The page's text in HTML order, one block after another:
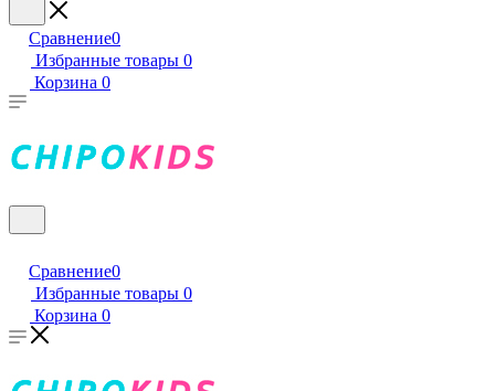
Сравнение0
Избранные товары 0
Корзина 0
Сравнение0
Избранные товары 0
Корзина 0